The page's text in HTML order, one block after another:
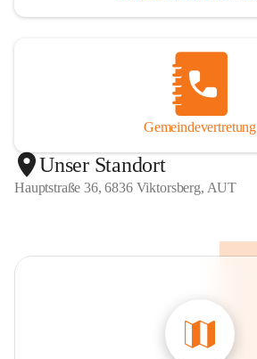
Gemeindevertretung
Unser Standort
Hauptstraße 36, 6836 Viktorsberg, AUT